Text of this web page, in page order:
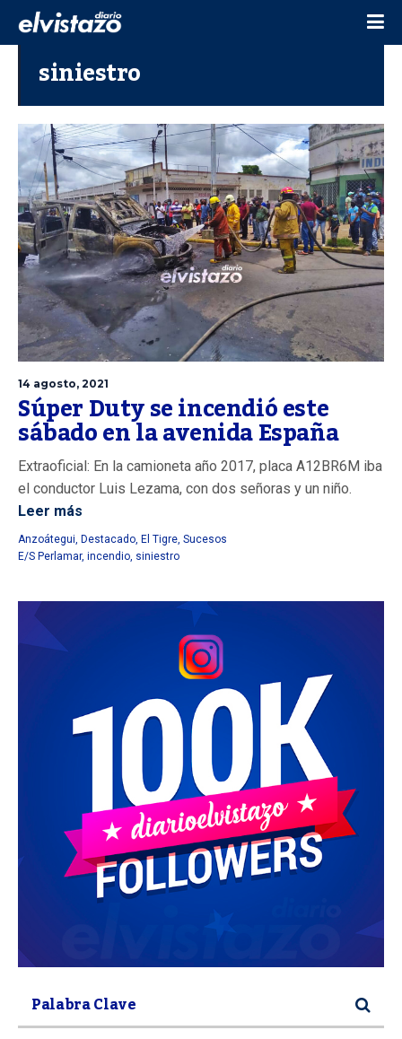
siniestro
14 agosto, 2021
Súper Duty se incendió este
sábado en la avenida España
Extraoficial: En la camioneta año 2017, placa A12BR6M iba
el conductor Luis Lezama, con dos señoras y un niño.
Leer más
Anzoátegui, Destacado, El Tigre, Sucesos
E/S Perlamar, incendio, siniestro